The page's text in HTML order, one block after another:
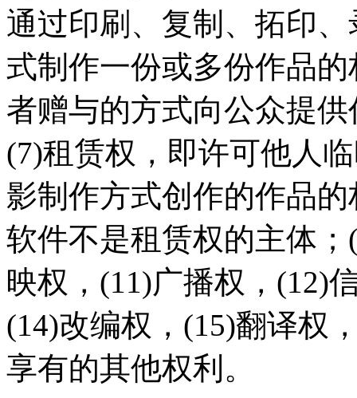
通过印刷、复制、拓印
式制作一份或多份作品
者赠与的方式向公众提
(7)租赁权，即许可他人
影制作方式创作的作品
软件不是租赁权的主体
映权，(11)广播权，(12)
(14)改编权，(15)翻译权
享有的其他权利。